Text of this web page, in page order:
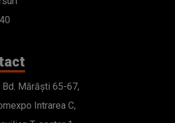
Bd. Mărăști 65-67,
Intrarea C,